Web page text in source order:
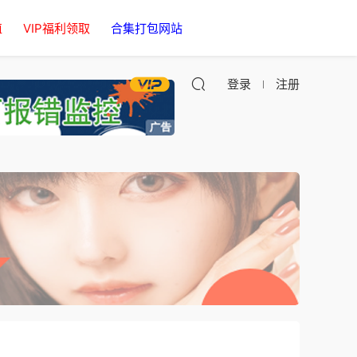
VIP福利领取 合集打包网站
登录 注册